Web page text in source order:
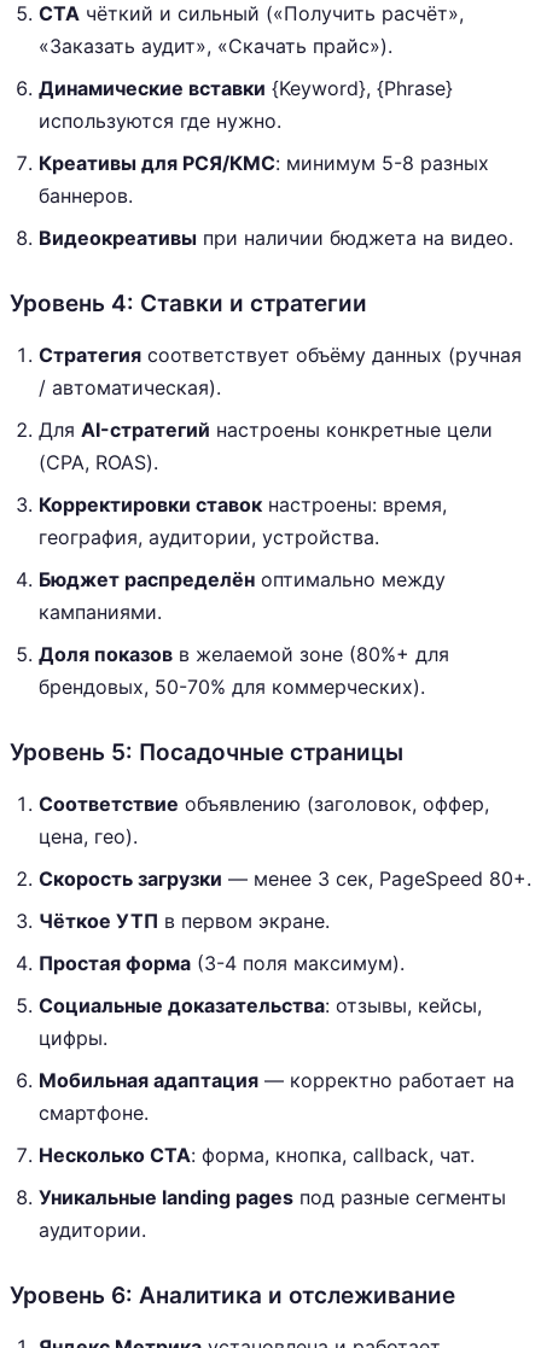
CTA чёткий и сильный («Получить расчёт»,
«Заказать аудит», «Скачать прайс»).
Динамические вставки {Keyword}, {Phrase}
используются где нужно.
Креативы для РСЯ/КМС: минимум 5-8 разных
баннеров.
Видеокреативы при наличии бюджета на видео.
Уровень 4: Ставки и стратегии
Стратегия соответствует объёму данных (ручная
/ автоматическая).
Для AI-стратегий настроены конкретные цели
(CPA, ROAS).
Корректировки ставок настроены: время,
география, аудитории, устройства.
Бюджет распределён оптимально между
кампаниями.
Доля показов в желаемой зоне (80%+ для
брендовых, 50-70% для коммерческих).
Уровень 5: Посадочные страницы
Соответствие объявлению (заголовок, оффер,
цена, гео).
Скорость загрузки — менее 3 сек, PageSpeed 80+.
Чёткое УТП в первом экране.
Простая форма (3-4 поля максимум).
Социальные доказательства: отзывы, кейсы,
цифры.
Мобильная адаптация — корректно работает на
смартфоне.
Несколько CTA: форма, кнопка, callback, чат.
Уникальные landing pages под разные сегменты
аудитории.
Уровень 6: Аналитика и отслеживание